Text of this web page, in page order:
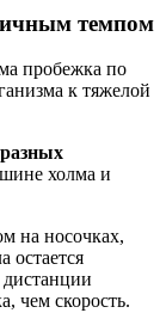
темпом
пробежка по
к тяжелой
холма и
на носочках,
остается
чем скорость.